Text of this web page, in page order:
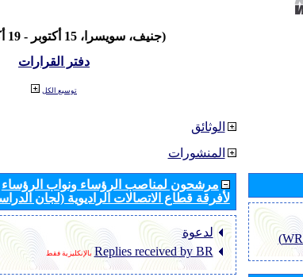
(جنيف، سويسرا، 15 أكتوبر - 19 أكتوبر 2007)
دفتر القرارات
توسيع الكل
الوثائق
المنشورات
مرشحون لمناصب الرؤساء ونواب الرؤساء
لأفرقة قطاع الاتصالات الراديوية (لجان
لدعوة
Replies received by BR بالإنكليزية فقط